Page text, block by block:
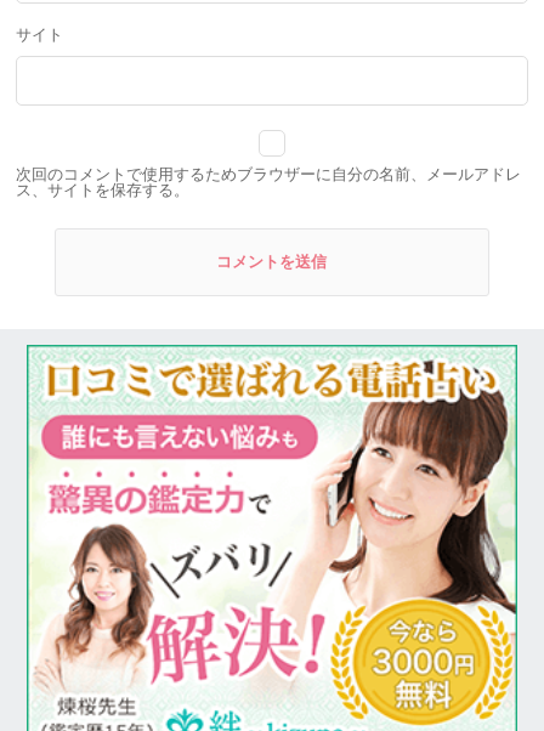
サイト
次回のコメントで使用するためブラウザーに自分の名前、メールアドレ
ス、サイトを保存する。